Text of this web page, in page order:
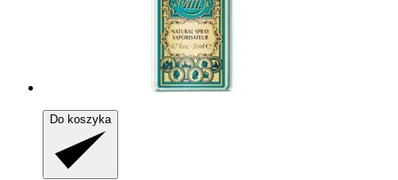
Do koszyka